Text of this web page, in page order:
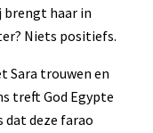
brengt haar in
Niets positiefs.
Sara trouwen en
treft God Egypte
dat deze farao